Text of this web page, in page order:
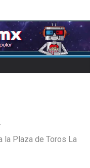
la Plaza de Toros La